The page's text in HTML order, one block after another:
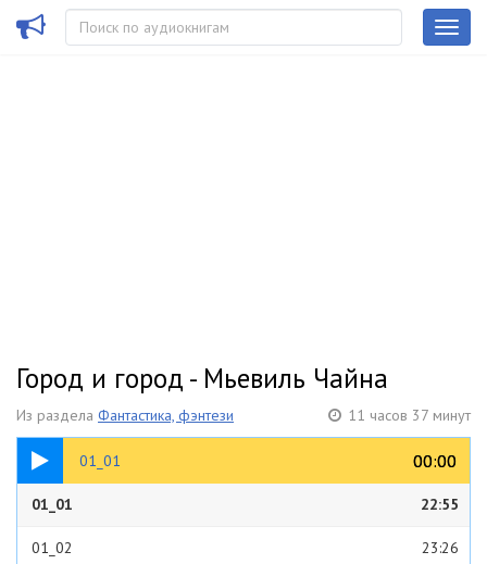
Город и город - Мьевиль Чайна
Из раздела Фантастика, фэнтези 11 часов 37 минут
01_01 00:00
00:00
22:55
01_01 22:55
01_02 23:26